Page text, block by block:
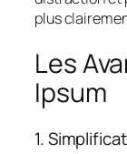
plus
Les
Ipsum
1.